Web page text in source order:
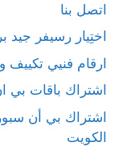
اتصل بنا
اختِيار رسيفر جيد برمجة
ارقام فنيي تكييف
اشتراك باقات
اشتراك بي أن
الكويت